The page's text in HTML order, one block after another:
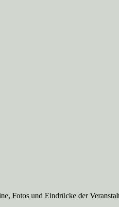
Fotos und Eindrücke der